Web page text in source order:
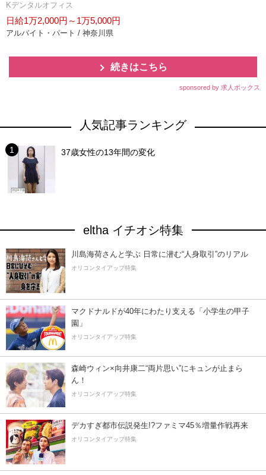
Kデンタルオフィス
日給1万2,000円～1万5,000円
アルバイト・パート / 神奈川県
続きはこちら
sponsored by 求人ボックス
人気記事ランキング
37歳女性の13年間の変化
eltha イチオシ特集
川島海荷さんと学ぶ 日常に潜む“人身取引”のリアル
オリコンタイアップ特集
マクドナルドが40年にわたり支える「小学生の甲子
園」
オリコンタイアップ特集
森崎ウィン×向井康二“両片思い”にキュンが止まら
ん！
オリコンタイアップ特集
デカすぎ都市伝説発生!?ファミマ45％増量作戦再来
オリコンタイアップ特集